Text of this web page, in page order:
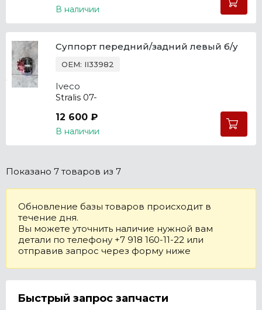
В наличии
Суппорт передний/задний левый б/у
OEM: II33982
Iveco
Stralis 07-
12 600 ₽
В наличии
Показано 7 товаров из 7
Обновление базы товаров происходит в
течение дня.
Вы можете уточнить наличие нужной вам
детали по телефону +7 918 160-11-22 или
отправив запрос через форму ниже
Быстрый запрос запчасти